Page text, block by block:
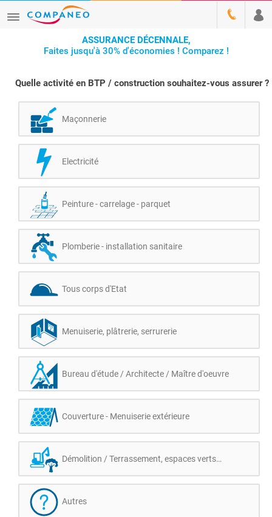
ASSURANCE DÉCENNALE,
Faites jusqu'à 30% d'économies ! Comparez !
Quelle activité en BTP / construction souhaitez-vous assurer ?
Maçonnerie
Electricité
Peinture - carrelage - parquet
Plomberie - installation sanitaire
Tous corps d'Etat
Menuiserie, plâtrerie, serrurerie
Bureau d'étude / Architecte / Maître d'oeuvre
Couverture - Menuiserie extérieure
Démolition / Terrassement, espaces verts…
Autres